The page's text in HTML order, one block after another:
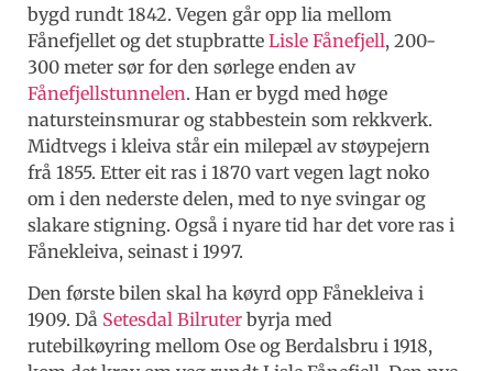
bygd rundt 1842. Vegen går opp lia mellom
Fånefjellet og det stupbratte Lisle Fånefjell, 200-
300 meter sør for den sørlege enden av
Fånefjellstunnelen. Han er bygd med høge
natursteinsmurar og stabbestein som rekkverk.
Midtvegs i kleiva står ein milepæl av støypejern
frå 1855. Etter eit ras i 1870 vart vegen lagt noko
om i den nederste delen, med to nye svingar og
slakare stigning. Også i nyare tid har det vore ras i
Fånekleiva, seinast i 1997.
Den første bilen skal ha køyrd opp Fånekleiva i
1909. Då Setesdal Bilruter byrja med
rutebilkøyring mellom Ose og Berdalsbru i 1918,